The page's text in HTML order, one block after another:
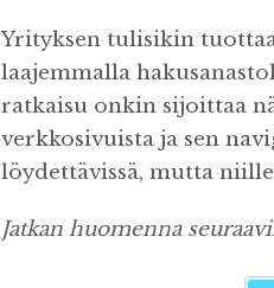
Yrityksen tulisikin
laajemmalla
ratkaisu onkin sijoittaa
verkkosivuista ja sen
löydettävissä, mutta
Jatkan huomenna